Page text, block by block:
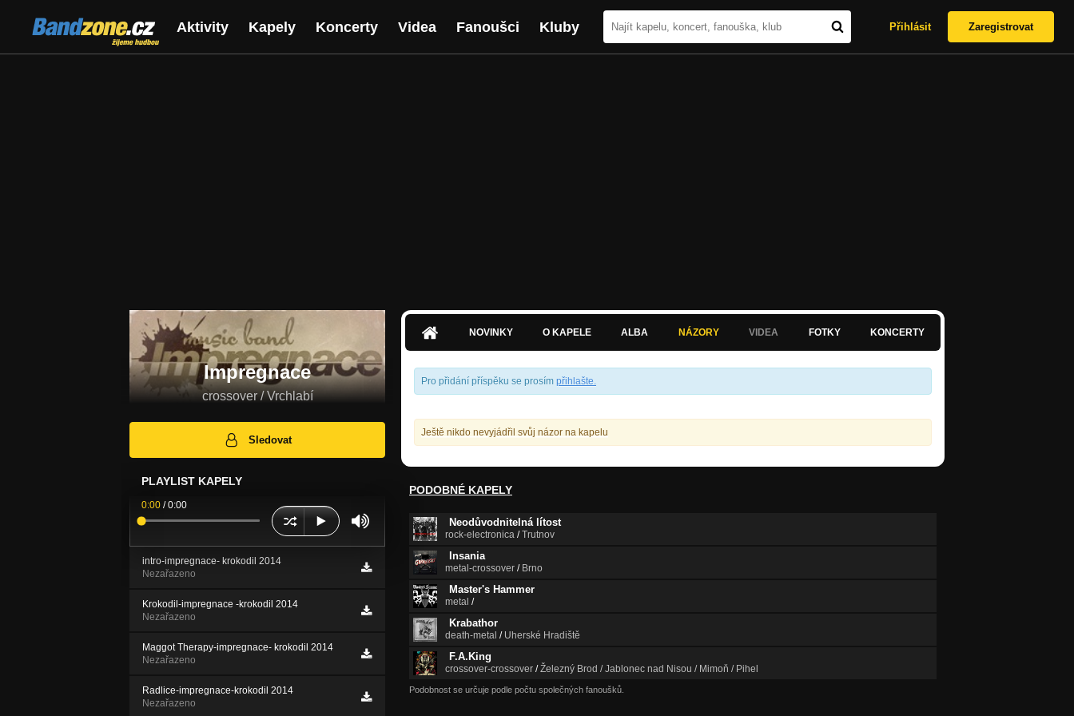
Bandzone.cz
žijeme hudbou
Aktivity Kapely Koncerty Videa Fanoušci Kluby Přihlásit Zaregistrovat
Impregnace
crossover / Vrchlabí
Sledovat
PLAYLIST KAPELY
0:00 /0:00
intro-impregnace- krokodil 2014
Nezařazeno
Krokodil-impregnace -krokodil 2014
Nezařazeno
Maggot Therapy-impregnace- krokodil 2014
Nezařazeno
Radlice-impregnace-krokodil 2014
Nezařazeno
NOVINKY O KAPELE ALBA NÁZORY VIDEA FOTKY KONCERTY
Pro přidání příspěku se prosím přihlašte.
Ještě nikdo nevyjádřil svůj názor na kapelu
PODOBNÉ KAPELY
Neodůvodnitelná lítost
rock-electronica /Trutnov
Insania
metal-crossover / Brno
Master's Hammer
metal /
Krabathor
death-metal / Uherské Hradiště
F.A.King
crossover-crossover /Železný Brod / Jablonec nad Nisou / Mimoň / Pihel
Podobnost se určuje podle počtu společných fanoušků.